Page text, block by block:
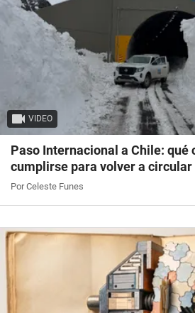
VIDEO
Paso Internacional a Chile: qué
cumplirse para volver a circular
Por Celeste Funes